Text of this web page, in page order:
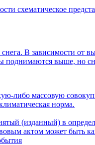
схематическое
В зависимости от
выше, но
либо массовую
норма.
(изданный) в
актом может быть